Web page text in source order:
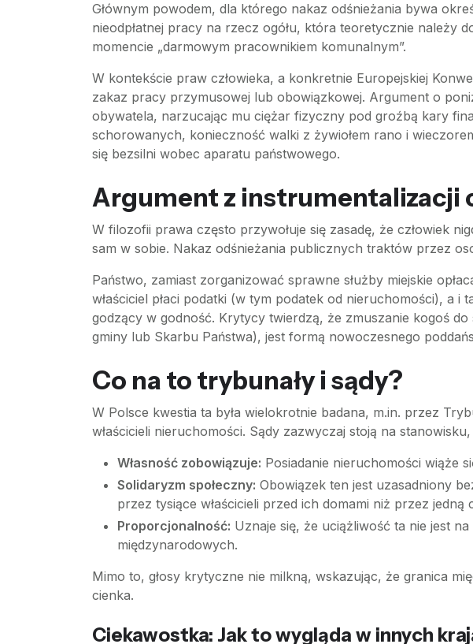
Głównym powodem, dla którego nakaz odśnieżania bywa
nieodpłatnej pracy na rzecz ogółu, która teoretycznie należy
momencie „darmowym pracownikiem komunalnym”.
W kontekście praw człowieka, a konkretnie Europejskiej
zakaz pracy przymusowej lub obowiązkowej. Argument o
obywatela, narzucając mu ciężar fizyczny pod groźbą kary
schorowanych, konieczność walki z żywiołem rano i
się bezsilni wobec aparatu państwowego.
Argument z instrumentalizacji
W filozofii prawa często przywołuje się zasadę, że człowiek
sam w sobie. Nakaz odśnieżania publicznych traktów przez
Państwo, zamiast zorganizować sprawne służby miejskie
właściciel płaci podatki (w tym podatek od nieruchomości), a
godzący w godność. Krytycy twierdzą, że zmuszanie kogoś
gminy lub Skarbu Państwa), jest formą nowoczesnego
Co na to trybunały i sądy?
W Polsce kwestia ta była wielokrotnie badana, m.in. przez
właścicieli nieruchomości. Sądy zazwyczaj stoją na stanowisku,
Własność zobowiązuje: Posiadanie nieruchomości wiąże
Solidaryzm społeczny: Obowiązek ten jest uzasadniony
przez tysiące właścicieli przed ich domami niż przez jedną
Proporcjonalność: Uznaje się, że uciążliwość ta nie jest
międzynarodowych.
Mimo to, głosy krytyczne nie milkną, wskazując, że granica
cienka.
Ciekawostka: Jak to wygląda w innych